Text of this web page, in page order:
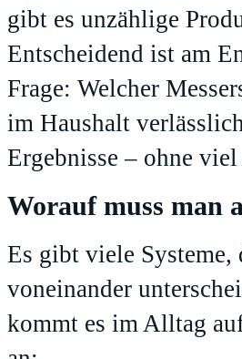
gibt es unzählige
Entscheidend ist am
Frage: Welcher
im Haushalt
Ergebnisse – ohne
Worauf muss man
Es gibt viele Systeme,
voneinander
kommt es im Alltag